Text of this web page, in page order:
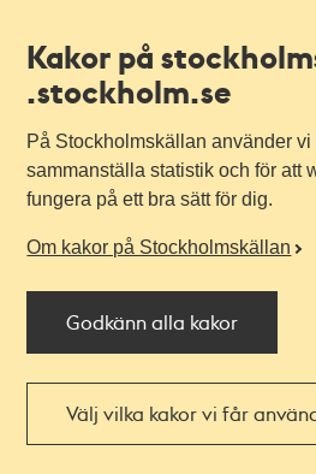
Kakor på
.stockholm.se
På Stockholmskällan använder
sammanställa statistik och för att
fungera på ett bra sätt för dig.
Om kakor på Stockholmskällan
Godkänn alla kakor
Välj vilka kakor vi får